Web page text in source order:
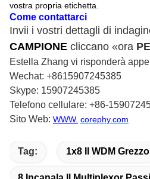
vostra propria etichetta.
Come contattarci
Invii i vostri dettagli di
CAMPIONE cliccano «ora
Estella Zhang vi risponderà
Wechat: +8615907245385
Skype: 15907245385
Telefono cellulare: +86-
Sito Web: WWW. corephy.com
Tag: 1x8 Il WDM Grezzo